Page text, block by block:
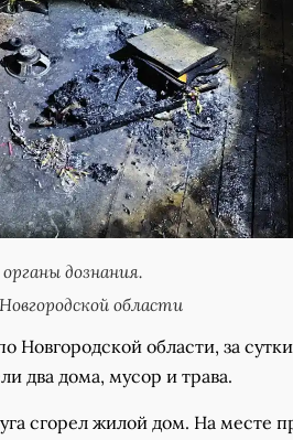
дознания.
области
области, за
два дома, мусор и трава.
сгорел жилой дом. На месте